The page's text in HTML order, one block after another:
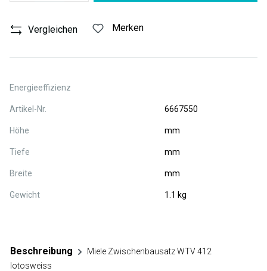
Vergleichen Merken
Energieeffizienz
Artikel-Nr. 6667550
Höhe mm
Tiefe mm
Breite mm
Gewicht 1.1 kg
Beschreibung
Miele Zwischenbausatz WTV 412
lotosweiss